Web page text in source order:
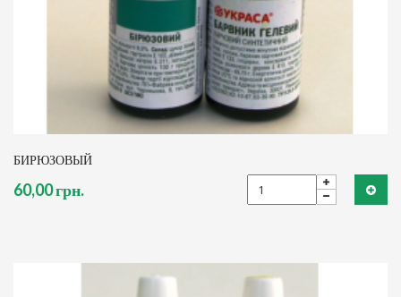
БИРЮЗОВЫЙ
60,00 грн.